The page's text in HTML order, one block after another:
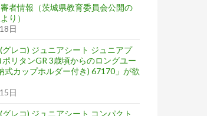
者情報（茨城県教育委員会公開の
り）
日
(グレコ) ジュニアシート ジュニアプ
ポリタンGR 3歳頃からのロングユー
式カップホルダー付き) 67170」が欲
日
(グレコ) ジュニアシート コンパクト